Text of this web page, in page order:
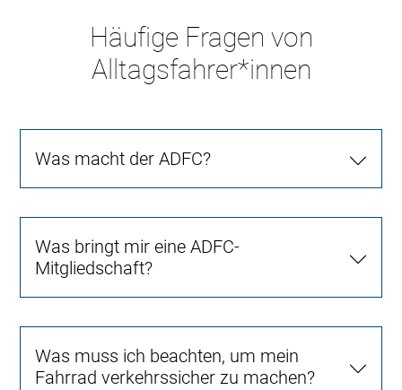
Häufige Fragen von
Alltagsfahrer*innen
Was macht der ADFC?
Was bringt mir eine ADFC-
Mitgliedschaft?
Was muss ich beachten, um mein
Fahrrad verkehrssicher zu machen?